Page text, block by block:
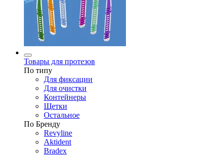
Товары для протезов
По типу
Для фиксации
Для очистки
Контейнеры
Щетки
Остальное
По Бренду
Revyline
Aktident
Bradex